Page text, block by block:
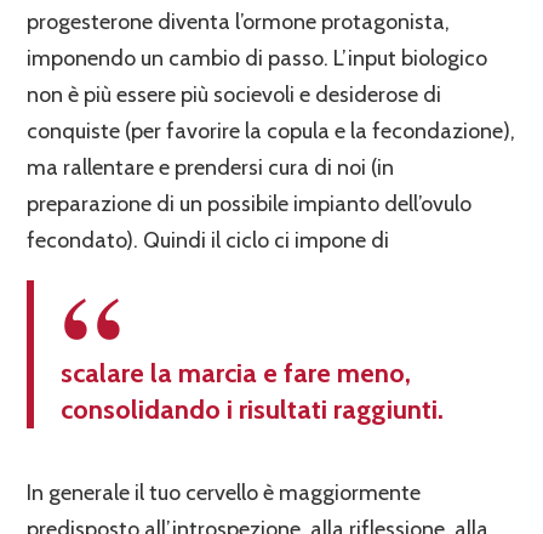
progesterone diventa l’ormone protagonista,
imponendo un cambio di passo. L’input biologico
non è più essere più socievoli e desiderose di
conquiste (per favorire la copula e la fecondazione),
ma rallentare e prendersi cura di noi (in
preparazione di un possibile impianto dell’ovulo
fecondato). Quindi il ciclo ci impone di
scalare la marcia e fare meno,
consolidando i risultati raggiunti.
In generale il tuo cervello è maggiormente